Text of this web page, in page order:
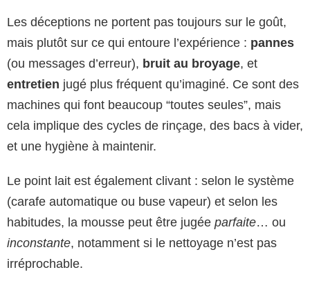
Les déceptions ne portent pas toujours sur le goût,
mais plutôt sur ce qui entoure l’expérience : pannes
(ou messages d’erreur), bruit au broyage, et
entretien jugé plus fréquent qu’imaginé. Ce sont des
machines qui font beaucoup “toutes seules”, mais
cela implique des cycles de rinçage, des bacs à vider,
et une hygiène à maintenir.
Le point lait est également clivant : selon le système
(carafe automatique ou buse vapeur) et selon les
habitudes, la mousse peut être jugée parfaite… ou
inconstante, notamment si le nettoyage n’est pas
irréprochable.